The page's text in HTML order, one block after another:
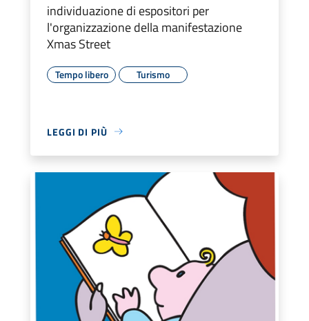
individuazione di espositori per
l'organizzazione della manifestazione
Xmas Street
Tempo libero Turismo
LEGGI DI PIÙ